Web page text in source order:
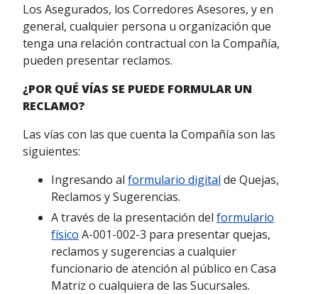
Los Asegurados, los Corredores Asesores, y en
general, cualquier persona u organización que
tenga una relación contractual con la Compañía,
pueden presentar reclamos.
¿POR QUÉ VÍAS SE PUEDE FORMULAR UN
RECLAMO?
Las vías con las que cuenta la Compañía son las
siguientes:
Ingresando al formulario digital de Quejas,
Reclamos y Sugerencias.
A través de la presentación del formulario
físico A-001-002-3 para presentar quejas,
reclamos y sugerencias a cualquier
funcionario de atención al público en Casa
Matriz o cualquiera de las Sucursales.